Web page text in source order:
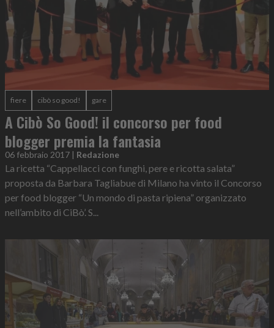
fiere cibò so good! gare
A Cibò So Good! il concorso per food
blogger premia la fantasia
06 febbraio 2017 | Redazione
La ricetta “Cappellacci con funghi, pere e ricotta salata”
proposta da Barbara Tagliabue di Milano ha vinto il Concorso
per food blogger “Un mondo di pasta ripiena” organizzato
nell’ambito di CiBò’. S...